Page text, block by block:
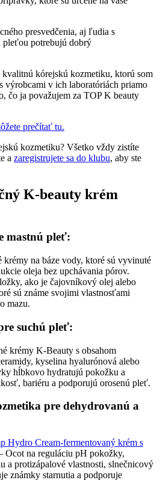
presvedčenia, aj ľudia s
pleťou potrebujú dobrý
kórejskú kozmetiku, ktorú som
výrobcami v ich laboratóriách priamo
čo ja považujem za TOP K beauty
prečítať tu.
kozmetiku? Všetko vždy zistíte
a zaregistrujete sa do klubu, aby ste
K-beauty krém
mastnú pleť:
krémy na báze vody, ktoré sú vyvinuté
oleja bez upchávania pórov.
ako je čajovníkový olej alebo
sú známe svojimi vlastnosťami
mazu.
suchú pleť:
krémy K-Beauty s obsahom
kyselina hyalurónová alebo
hĺbkovo hydratujú pokožku a
bariéru a podporujú orosenú pleť.
pre dehydrovanú a
Hydro Cream-fermentovaný krém s
Ocot na reguláciu pH pokožky,
a protizápalové vlastnosti, slnečnicový
známky starnutia a podporuje